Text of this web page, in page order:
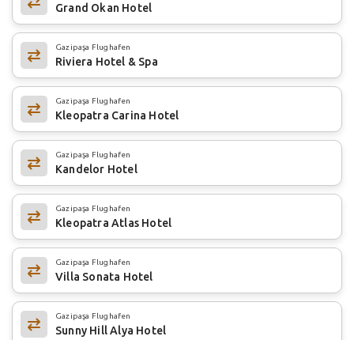
Grand Okan Hotel
Gazipaşa Flughafen
Riviera Hotel & Spa
Gazipaşa Flughafen
Kleopatra Carina Hotel
Gazipaşa Flughafen
Kandelor Hotel
Gazipaşa Flughafen
Kleopatra Atlas Hotel
Gazipaşa Flughafen
Villa Sonata Hotel
Gazipaşa Flughafen
Sunny Hill Alya Hotel